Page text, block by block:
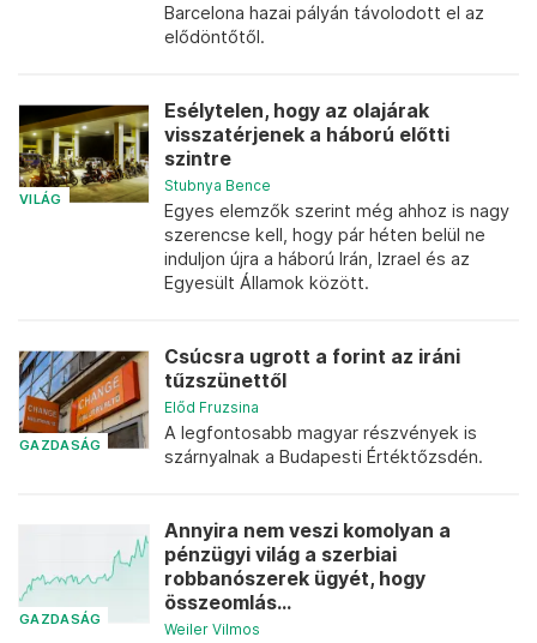
Barcelona hazai pályán távolodott el az
elődöntőtől.
VILÁG
Esélytelen, hogy az olajárak
visszatérjenek a háború előtti
szintre
Stubnya Bence
Egyes elemzők szerint még ahhoz is nagy
szerencse kell, hogy pár héten belül ne
induljon újra a háború Irán, Izrael és az
Egyesült Államok között.
GAZDASÁG
Csúcsra ugrott a forint az iráni
tűzszünettől
Előd Fruzsina
A legfontosabb magyar részvények is
szárnyalnak a Budapesti Értéktőzsdén.
GAZDASÁG
Annyira nem veszi komolyan a
pénzügyi világ a szerbiai
robbanószerek ügyét, hogy
összeomlás...
Weiler Vilmos